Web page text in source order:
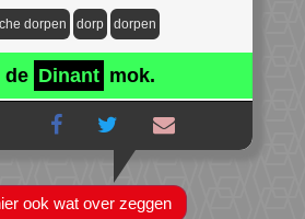
dorpen dorp dorpen
de Dinant mok.
ook wat over zeggen